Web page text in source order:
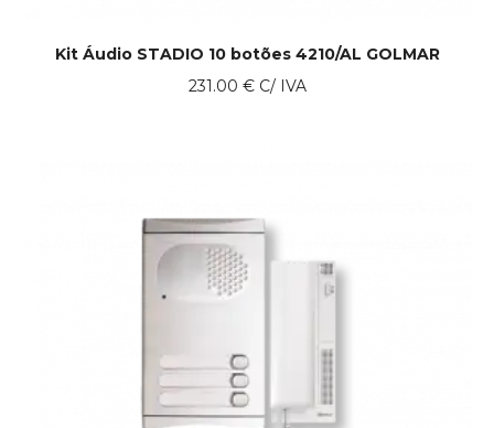
Kit Áudio STADIO 10 botões 4210/AL GOLMAR
231.00 €C/ IVA